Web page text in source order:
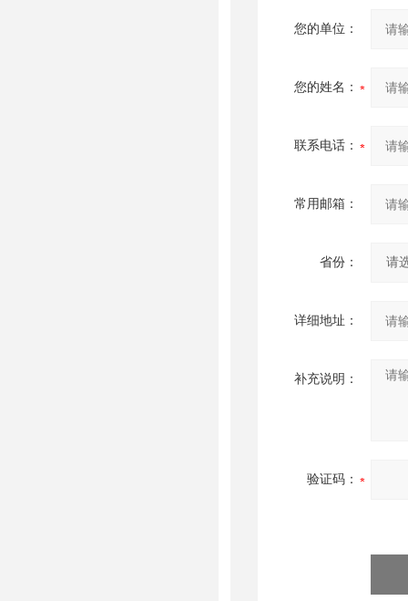
您的单位：
您的姓名：
联系电话：
常用邮箱：
省份：
详细地址：
补充说明：
验证码：